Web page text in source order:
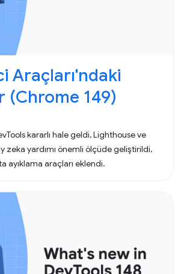
Araçları'ndaki
(Chrome 149)
kararlı hale geldi, Lighthouse ve
zeka yardımı önemli ölçüde geliştirildi,
ayıklama araçları eklendi.